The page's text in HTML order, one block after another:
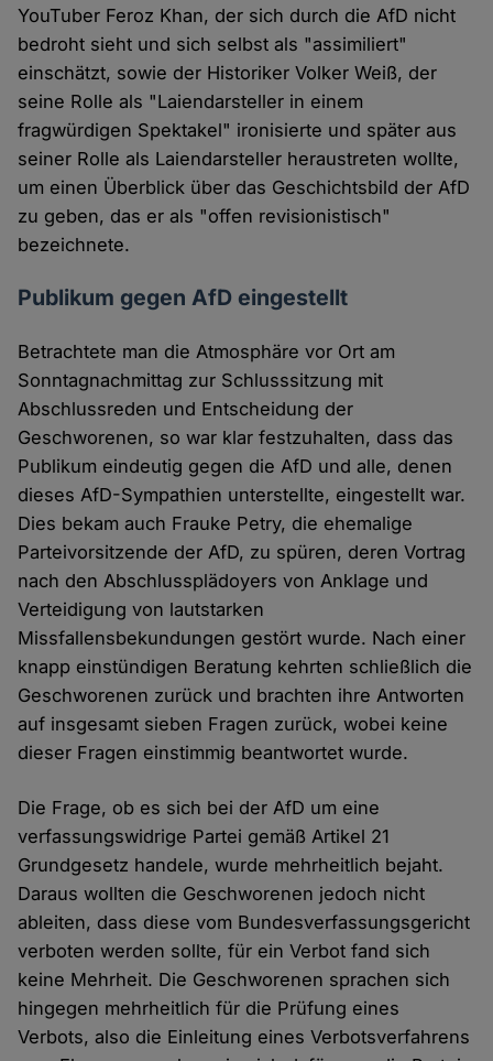
YouTuber Feroz Khan, der sich durch die AfD nicht
bedroht sieht und sich selbst als "assimiliert"
einschätzt, sowie der Historiker Volker Weiß, der
seine Rolle als "Laiendarsteller in einem
fragwürdigen Spektakel" ironisierte und später aus
seiner Rolle als Laiendarsteller heraustreten wollte,
um einen Überblick über das Geschichtsbild der AfD
zu geben, das er als "offen revisionistisch"
bezeichnete.
Publikum gegen AfD eingestellt
Betrachtete man die Atmosphäre vor Ort am
Sonntagnachmittag zur Schlusssitzung mit
Abschlussreden und Entscheidung der
Geschworenen, so war klar festzuhalten, dass das
Publikum eindeutig gegen die AfD und alle, denen
dieses AfD-Sympathien unterstellte, eingestellt war.
Dies bekam auch Frauke Petry, die ehemalige
Parteivorsitzende der AfD, zu spüren, deren Vortrag
nach den Abschlussplädoyers von Anklage und
Verteidigung von lautstarken
Missfallensbekundungen gestört wurde. Nach einer
knapp einstündigen Beratung kehrten schließlich die
Geschworenen zurück und brachten ihre Antworten
auf insgesamt sieben Fragen zurück, wobei keine
dieser Fragen einstimmig beantwortet wurde.
Die Frage, ob es sich bei der AfD um eine
verfassungswidrige Partei gemäß Artikel 21
Grundgesetz handele, wurde mehrheitlich bejaht.
Daraus wollten die Geschworenen jedoch nicht
ableiten, dass diese vom Bundesverfassungsgericht
verboten werden sollte, für ein Verbot fand sich
keine Mehrheit. Die Geschworenen sprachen sich
hingegen mehrheitlich für die Prüfung eines
Verbots, also die Einleitung eines Verbotsverfahrens